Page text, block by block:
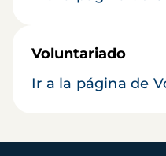
Voluntariado
Ir a la página de